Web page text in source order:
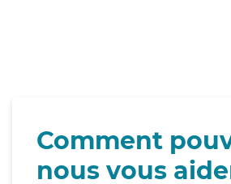
Comment
nous vous